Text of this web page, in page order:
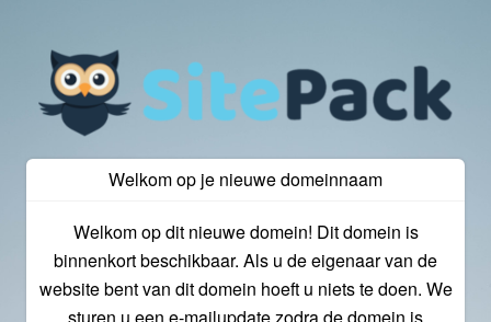
Welkom op je nieuwe domeinnaam
Welkom op dit nieuwe domein! Dit domein is
binnenkort beschikbaar. Als u de eigenaar van de
website bent van dit domein hoeft u niets te doen. We
sturen u een e-mailupdate zodra de domein is